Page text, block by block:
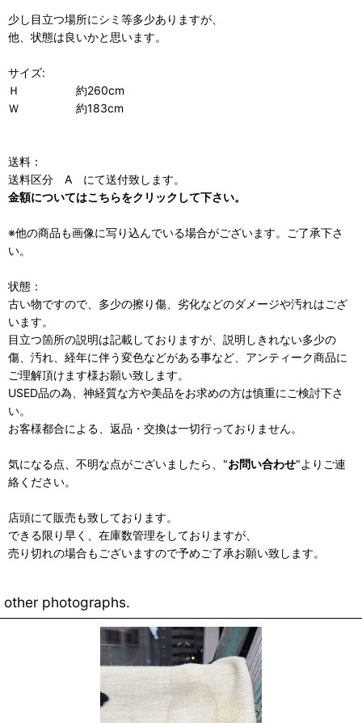
少し目立つ場所にシミ等多少ありますが、
他、状態は良いかと思います。
サイズ:
Ｈ 約260cm
Ｗ 約183cm
送料：
送料区分 A にて送付致します。
金額についてはこちらをクリックして下さい。
※他の商品も画像に写り込んでいる場合がございます。ご了承下さ
い。
状態：
古い物ですので、多少の擦り傷、劣化などのダメージや汚れはござ
います。
目立つ箇所の説明は記載しておりますが、説明しきれない多少の
傷、汚れ、経年に伴う変色などがある事など、アンティーク商品に
ご理解頂けます様お願い致します。
USED品の為、神経質な方や美品をお求めの方は慎重にご検討下さ
い。
お客様都合による、返品・交換は一切行っておりません。
気になる点、不明な点がございましたら、"お問い合わせ"よりご連
絡ください。
店頭にて販売も致しております。
できる限り早く、在庫数管理をしておりますが、
売り切れの場合もございますので予めご了承お願い致します。
other photographs.